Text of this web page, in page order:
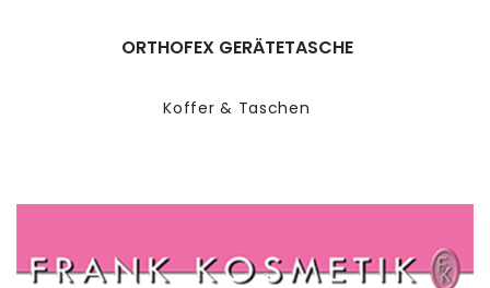
Koffer & Taschen
ORTHOFEX GERÄTETASCHE